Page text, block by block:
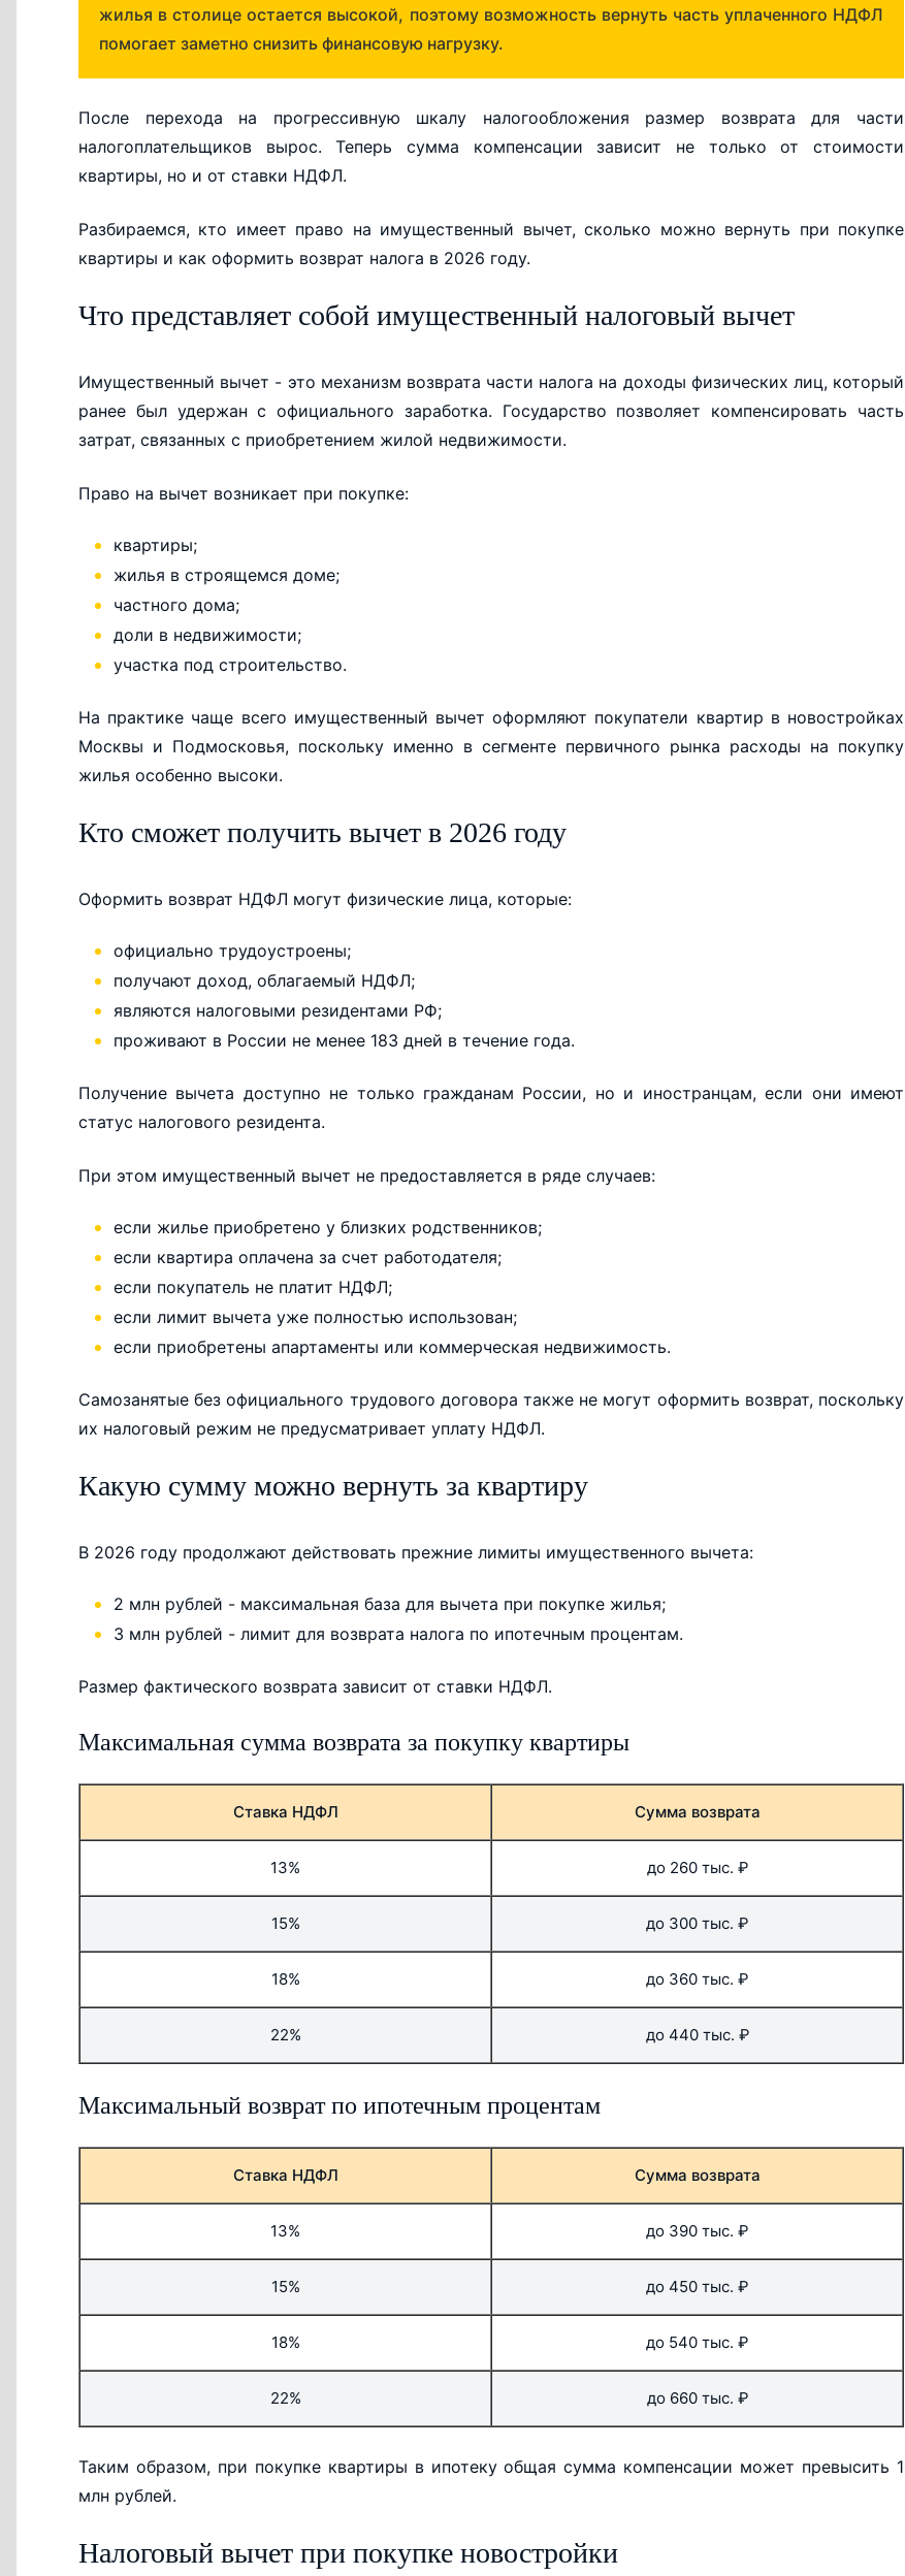
жилья в столице остается высокой, поэтому возможность вернуть часть уплаченного НДФЛ
помогает заметно снизить финансовую нагрузку.
После перехода на прогрессивную шкалу налогообложения размер возврата для части
налогоплательщиков вырос. Теперь сумма компенсации зависит не только от стоимости
квартиры, но и от ставки НДФЛ.
Разбираемся, кто имеет право на имущественный вычет, сколько можно вернуть при покупке
квартиры и как оформить возврат налога в 2026 году.
Что представляет собой имущественный налоговый вычет
Имущественный вычет - это механизм возврата части налога на доходы физических лиц, который
ранее был удержан с официального заработка. Государство позволяет компенсировать часть
затрат, связанных с приобретением жилой недвижимости.
Право на вычет возникает при покупке:
квартиры;
жилья в строящемся доме;
частного дома;
доли в недвижимости;
участка под строительство.
На практике чаще всего имущественный вычет оформляют покупатели квартир в новостройках
Москвы и Подмосковья, поскольку именно в сегменте первичного рынка расходы на покупку
жилья особенно высоки.
Кто сможет получить вычет в 2026 году
Оформить возврат НДФЛ могут физические лица, которые:
официально трудоустроены;
получают доход, облагаемый НДФЛ;
являются налоговыми резидентами РФ;
проживают в России не менее 183 дней в течение года.
Получение вычета доступно не только гражданам России, но и иностранцам, если они имеют
статус налогового резидента.
При этом имущественный вычет не предоставляется в ряде случаев:
если жилье приобретено у близких родственников;
если квартира оплачена за счет работодателя;
если покупатель не платит НДФЛ;
если лимит вычета уже полностью использован;
если приобретены апартаменты или коммерческая недвижимость.
Самозанятые без официального трудового договора также не могут оформить возврат, поскольку
их налоговый режим не предусматривает уплату НДФЛ.
Какую сумму можно вернуть за квартиру
В 2026 году продолжают действовать прежние лимиты имущественного вычета:
2 млн рублей - максимальная база для вычета при покупке жилья;
3 млн рублей - лимит для возврата налога по ипотечным процентам.
Размер фактического возврата зависит от ставки НДФЛ.
Максимальная сумма возврата за покупку квартиры
Ставка НДФЛ Сумма возврата
13% до 260 тыс. ₽
15% до 300 тыс. ₽
18% до 360 тыс. ₽
22% до 440 тыс. ₽
Максимальный возврат по ипотечным процентам
Ставка НДФЛ Сумма возврата
13% до 390 тыс. ₽
15% до 450 тыс. ₽
18% до 540 тыс. ₽
22% до 660 тыс. ₽
Таким образом, при покупке квартиры в ипотеку общая сумма компенсации может превысить 1
млн рублей.
Налоговый вычет при покупке новостройки